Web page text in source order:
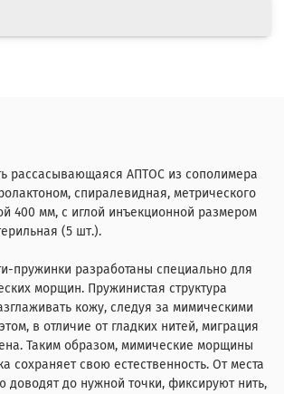
рассасывающаяся АПТОС из сополимера
спиралевидная, метрического
400 мм, с иглой инъекционной размером
(5 шт.).
пружинки разработаны специально для
морщин. Пружинистая структура
кожу, следуя за мимическими
в отличие от гладких нитей, миграция
Таким образом, мимические морщины
сохраняет свою естественность. От места
доводят до нужной точки, фиксируют нить,